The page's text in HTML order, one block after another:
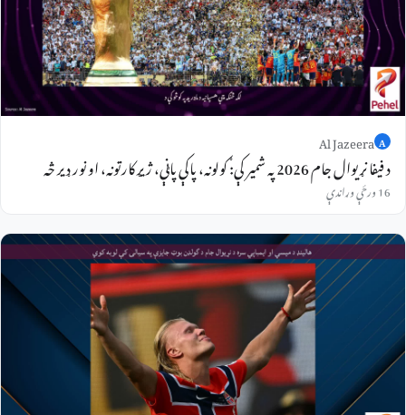
A
Al Jazeera
د فیفا نړیوال جام 2026 په شمیر کې: ګولونه، پاکې پاڼې، ژیړ کارتونه، او نور ډیر څه
16 ورځې وړاندې